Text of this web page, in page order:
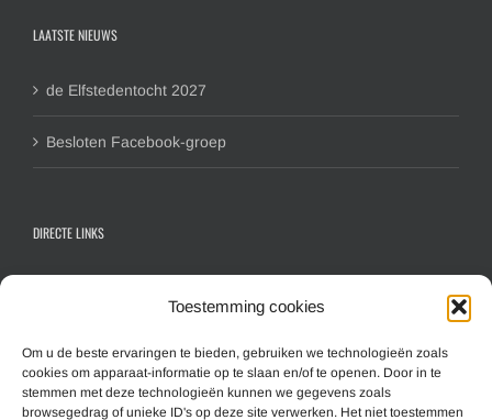
Toestemming cookies
Om u de beste ervaringen te bieden, gebruiken we technologieën zoals
cookies om apparaat-informatie op te slaan en/of te openen. Door in te
stemmen met deze technologieën kunnen we gegevens zoals
browsegedrag of unieke ID's op deze site verwerken. Het niet toestemmen
LAATSTE NIEUWS
de Elfstedentocht 2027
Besloten Facebook-groep
DIRECTE LINKS
Inschrijfformulier hoofdlid
Inschrijfformulier gezinslid
Aanmelden nieuwsbrief